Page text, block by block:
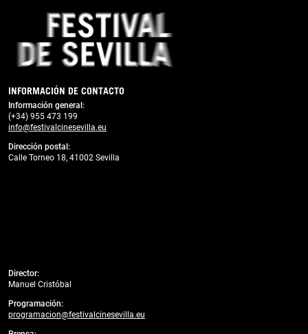
INFORMACIÓN DE CONTACTO
Información general:
(+34) 955 473 199
info@festivalcinesevilla.eu
Dirección postal:
Calle Torneo 18, 41002 Sevilla
Director:
Manuel Cristóbal
Programación:
programacion@festivalcinesevilla.eu